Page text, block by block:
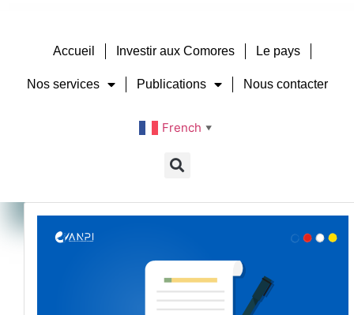
Accueil Investir aux Comores Le pays
Nos services Publications Nous contacter
French ▼